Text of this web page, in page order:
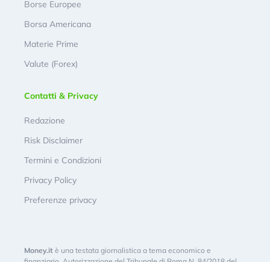
Borse Europee
Borsa Americana
Materie Prime
Valute (Forex)
Contatti & Privacy
Redazione
Risk Disclaimer
Termini e Condizioni
Privacy Policy
Preferenze privacy
Money.it è una testata giornalistica a tema economico e